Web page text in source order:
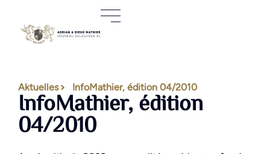
Aktuelles InfoMathier, édition 04/2010
InfoMathier, édition
04/2010